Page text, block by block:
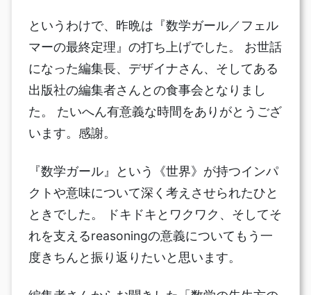
というわけで、昨晩は『数学ガール／フェル
マーの最終定理』の打ち上げでした。 お世話
になった編集長、デザイナさん、そしてある
出版社の編集者さんとの食事会となりまし
た。 たいへん有意義な時間をありがとうござ
います。感謝。
『数学ガール』という《世界》が持つインパ
クトや意味について深く考えさせられたひと
ときでした。 ドキドキとワクワク、そしてそ
れを支えるreasoningの意義についてもう一
度きちんと振り返りたいと思います。